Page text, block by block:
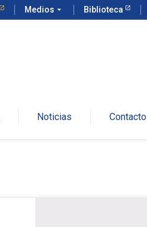
Medios arrow_drop_down Biblioteca
Noticias Contacto